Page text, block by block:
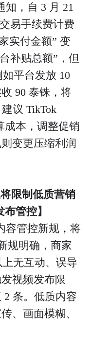
知，自 3 月 21
易手续费计费
实付金额” 变
补贴总额”，但
平台发放 10
90 泰铢，将
议 TikTok
成本，调整促销
变更压缩利润
限制低质营销
管控】
容管控新规，将
规明确，商家
无互动、误导
视频发布限
2 条。低质内容
、画面模糊、